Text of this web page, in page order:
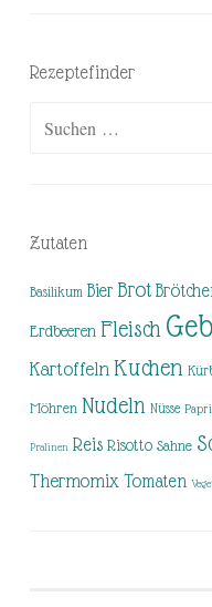
Rezeptefinder
Zutaten
Basilikum Bier Brot
Erdbeeren Fleisch
Kartoffeln Kuchen
Möhren Nudeln Nüsse
Pralinen Reis Risotto Sahne
Thermomix Tomaten